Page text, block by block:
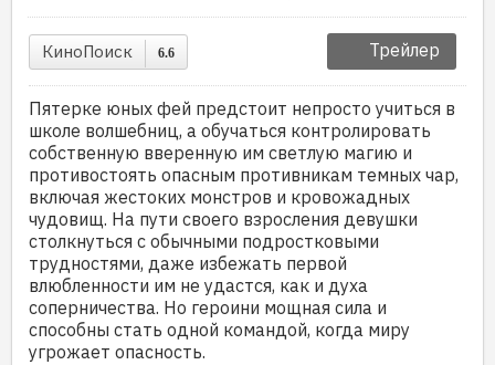
КиноПоиск 6.6 Трейлер
Пятерке юных фей предстоит непросто учиться в
школе волшебниц, а обучаться контролировать
собственную вверенную им светлую магию и
противостоять опасным противникам темных чар,
включая жестоких монстров и кровожадных
чудовищ. На пути своего взросления девушки
столкнуться с обычными подростковыми
трудностями, даже избежать первой
влюбленности им не удастся, как и духа
соперничества. Но героини мощная сила и
способны стать одной командой, когда миру
угрожает опасность.